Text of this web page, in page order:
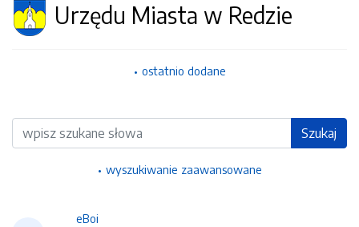
Urzędu Miasta w Redzie
ostatnio dodane
Wyszukiwarka Szukaj
wyszukiwanie zaawansowane
eBoi